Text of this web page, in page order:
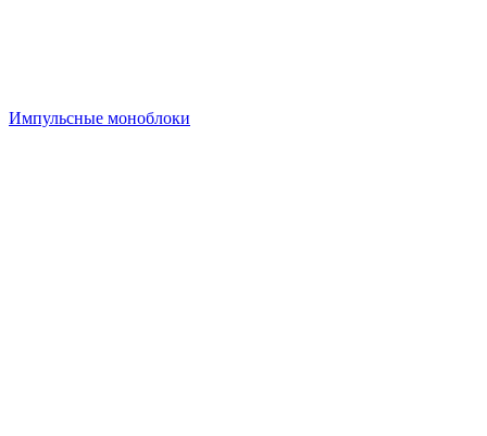
Импульсные моноблоки